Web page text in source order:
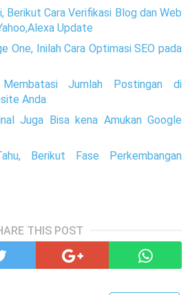
Berikut Cara Verifikasi Blog dan Web
Update
One, Inilah Cara Optimasi SEO pada
Jumlah Postingan di
Anda
Juga Bisa kena Amukan Google
Berikut Fase Perkembangan
THIS POST